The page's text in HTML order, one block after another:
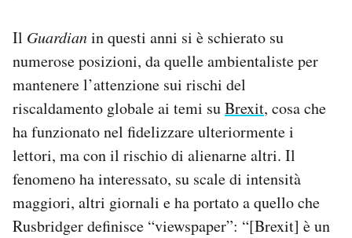
Il Guardianin questi anni si è schierato su
numerose posizioni, da quelle ambientaliste per
mantenere l’attenzione sui rischi del
riscaldamento globale ai temi suBrexit, cosa che
ha funzionato nel fidelizzare ulteriormente i
lettori, ma con il rischio di alienarne altri. Il
fenomeno ha interessato, su scale di intensità
maggiori, altri giornali e ha portato a quello che
Rusbridger definisce “viewspaper”: “[Brexit] è un